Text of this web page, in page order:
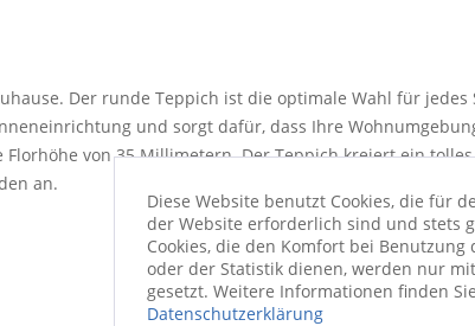
Der runde Teppich ist die optimale Wahl für
und sorgt dafür, dass Ihre
von 35 Millimetern. Der Teppich kreiert ein
an.
Diese Website benutzt Cookies, die für
der Website erforderlich sind und stets
Cookies, die den Komfort bei Benutzung
oder der Statistik dienen, werden nur
gesetzt. Weitere Informationen finden
Datenschutzerklärung